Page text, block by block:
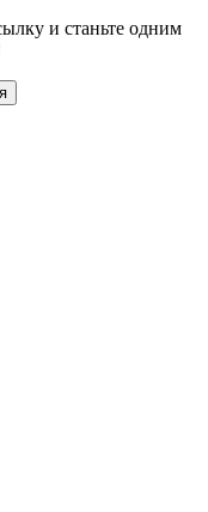
и станьте одним